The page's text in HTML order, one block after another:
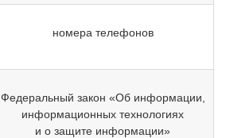
номера телефонов
Федеральный закон «Об информации,
информационных технологиях
и о защите информации»